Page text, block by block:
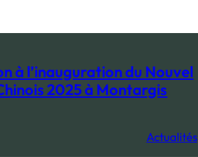
à l’inauguration du Nouvel
2025 à Montargis
Actualités